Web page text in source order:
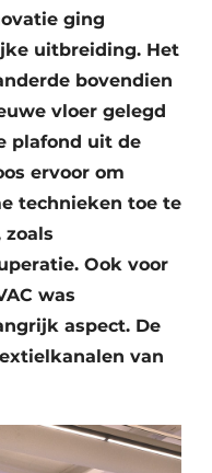
ging
uitbreiding. Het
bovendien
vloer gelegd
plafond uit de
ervoor om
technieken toe te
Ook voor
was
aspect. De
van